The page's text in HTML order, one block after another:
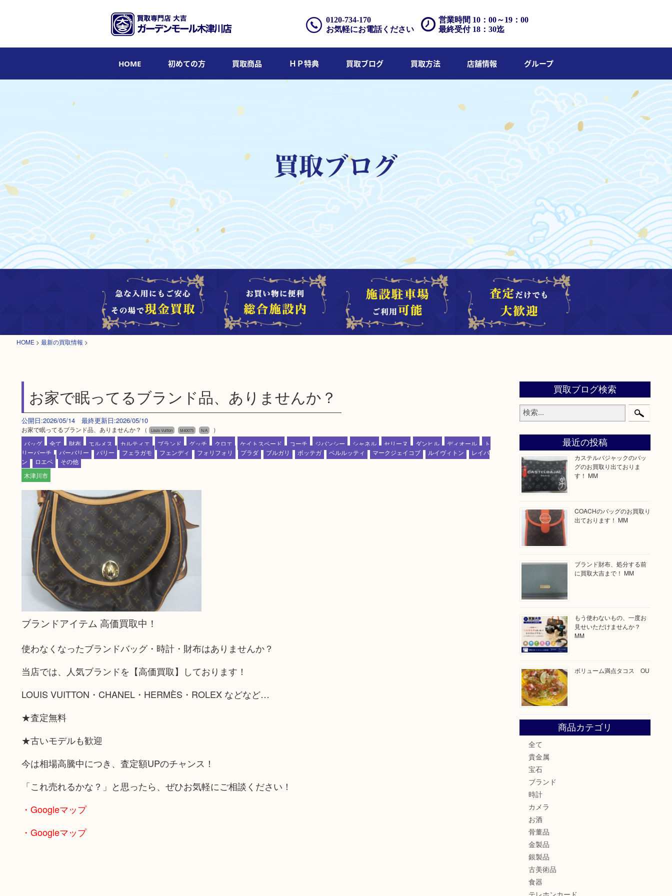
営業時間 10：00～19：00
最終受付 18：30迄
0120-734-170
お気軽にお電話ください
HOME 初めての方 買取商品 ＨＰ特典 買取ブログ 買取方法 店舗情報 グループ
HOME > 最新の買取情報 >
お家で眠ってるブランド品、ありませんか？
公開日:2026/05/14 最終更新日:2026/05/10
お家で眠ってるブランド品、ありませんか？（ Louis Vuitton M40075 N/A
）
バッグ
全て 財布 エルメス カルティエ ブランド グッチ クロエ ケイトスペード コーチ ジバンシー シャネル セリーヌ ダンヒル ディオール
ト
リーバーチ
バーバリー バリー フェラガモ フェンディ フォリフォリ プラダ ブルガリ ボッテガ ベルルッティ マークジェイコブ ルイヴィトン
レイバ
ン
ロエベ
その他
木津川市
ブランドアイテム 高価買取中！
使わなくなったブランドバッグ・時計・財布はありませんか？
当店では、人気ブランドを【高価買取】しております！
LOUIS VUITTON・CHANEL・HERMÈS・ROLEX などなど…
★査定無料
★古いモデルも歓迎
今は相場高騰中につき、査定額UPのチャンス！
「これ売れるかな？」と思ったら、ぜひお気軽にご相談ください！
・Googleマップ
・Googleマップ
買取ブログ検索
最近の投稿
カステルバジャックのバッ
グのお買取り出ておりま
す！ MM
COACHのバッグのお買取り
出ております！ MM
ブランド財布、処分する前
に買取大吉まで！ MM
もう使わないもの、一度お
見せいただけませんか？
MM
ボリューム満点タコス OU
商品カテゴリ
全て
貴金属
宝石
ブランド
時計
カメラ
お酒
骨董品
金製品
銀製品
古美術品
食器
テレホンカード